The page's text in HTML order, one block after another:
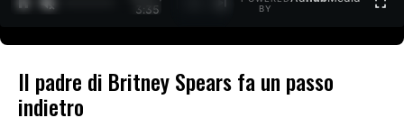
3:35
BY
Il padre di Britney Spears fa un passo
indietro